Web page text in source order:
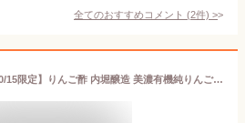
全てのおすすめコメント (2件) >
【全品P2倍 10/14〜10/15限定】りんご酢 内堀醸造 美濃有機純りんご酢 360ml×6本 内堀 純りんご酢 有機りんご酢 アップルビネガー 有機JAS 酢ドリンク 飲む酢 健康酢 リンゴ酢 果実酢 虎S